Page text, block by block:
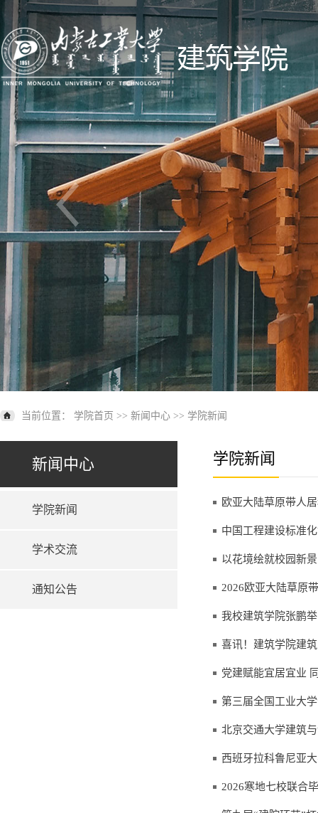
当前位置： 学院首页 >> 新闻中心 >> 学院新闻
新闻中心
学院新闻
学术交流
通知公告
学院新闻
欧亚大陆草原带人
中国工程建设标准
以花境绘就校园新
2026欧亚大陆草原
我校建筑学院张鹏
喜讯！建筑学院建
党建赋能宜居宜业
第三届全国工业大
北京交通大学建筑
西班牙拉科鲁尼亚
2026寒地七校联合